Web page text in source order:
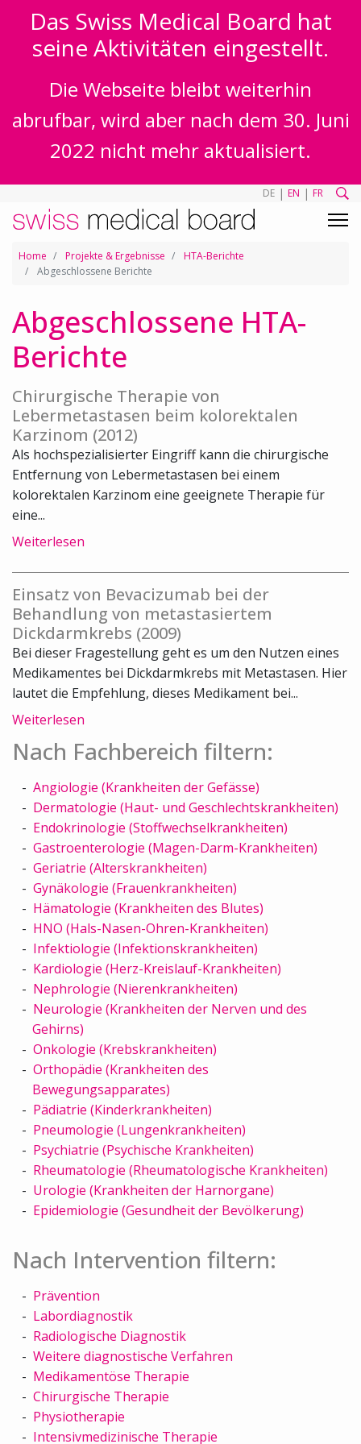
Das Swiss Medical Board hat
seine Aktivitäten eingestellt.
Die Webseite bleibt weiterhin
abrufbar, wird aber nach dem 30. Juni
2022 nicht mehr aktualisiert.
DE | EN | FR
Home Projekte & Ergebnisse
HTA-Berichte
Abgeschlossene Berichte
Abgeschlossene HTA-
Berichte
Chirurgische Therapie von
Lebermetastasen beim kolorektalen
Karzinom (2012)
Als hochspezialisierter Eingriff kann die chirurgische
Entfernung von Lebermetastasen bei einem
kolorektalen Karzinom eine geeignete Therapie für
eine...
Weiterlesen
Einsatz von Bevacizumab bei der
Behandlung von metastasiertem
Dickdarmkrebs (2009)
Bei dieser Fragestellung geht es um den Nutzen eines
Medikamentes bei Dickdarmkrebs mit Metastasen. Hier
lautet die Empfehlung, dieses Medikament bei...
Weiterlesen
Nach Fachbereich filtern:
Angiologie (Krankheiten der Gefässe)
Dermatologie (Haut- und Geschlechtskrankheiten)
Endokrinologie (Stoffwechselkrankheiten)
Gastroenterologie (Magen-Darm-Krankheiten)
Geriatrie (Alterskrankheiten)
Gynäkologie (Frauenkrankheiten)
Hämatologie (Krankheiten des Blutes)
HNO (Hals-Nasen-Ohren-Krankheiten)
Infektiologie (Infektionskrankheiten)
Kardiologie (Herz-Kreislauf-Krankheiten)
Nephrologie (Nierenkrankheiten)
Neurologie (Krankheiten der Nerven und des
Gehirns)
Onkologie (Krebskrankheiten)
Orthopädie (Krankheiten des
Bewegungsapparates)
Pädiatrie (Kinderkrankheiten)
Pneumologie (Lungenkrankheiten)
Psychiatrie (Psychische Krankheiten)
Rheumatologie (Rheumatologische Krankheiten)
Urologie (Krankheiten der Harnorgane)
Epidemiologie (Gesundheit der Bevölkerung)
Nach Intervention filtern:
Prävention
Labordiagnostik
Radiologische Diagnostik
Weitere diagnostische Verfahren
Medikamentöse Therapie
Chirurgische Therapie
Physiotherapie
Intensivmedizinische Therapie